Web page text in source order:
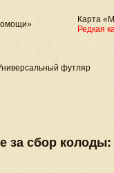
Карта
Редкая
футляр
за сбор колоды: